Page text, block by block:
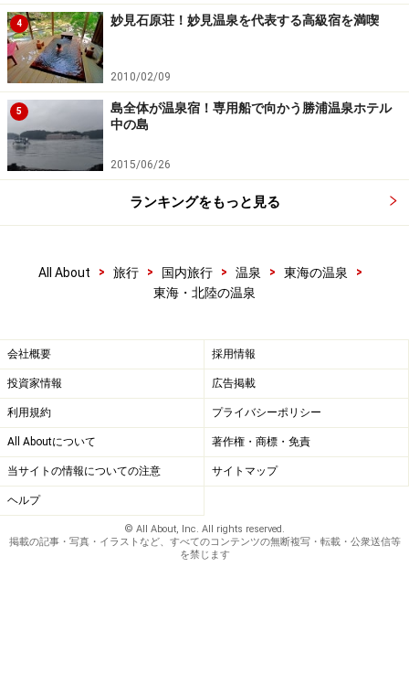
4 妙見石原荘！妙見温泉を代表する高級宿を満喫
2010/02/09
5
島全体が温泉宿！専用船で向かう勝浦温泉ホテル
中の島
2015/06/26
ランキングをもっと見る
All About > 旅行 > 国内旅行 > 温泉 > 東海の温泉
>
東海・北陸の温泉
会社概要 採用情報
投資家情報 広告掲載
利用規約 プライバシーポリシー
All Aboutについて 著作権・商標・免責
当サイトの情報についての注意 サイトマップ
ヘルプ
© All About, Inc. All rights reserved.
掲載の記事・写真・イラストなど、すべてのコンテンツの無断複写・転載・公衆送信等
を禁じます